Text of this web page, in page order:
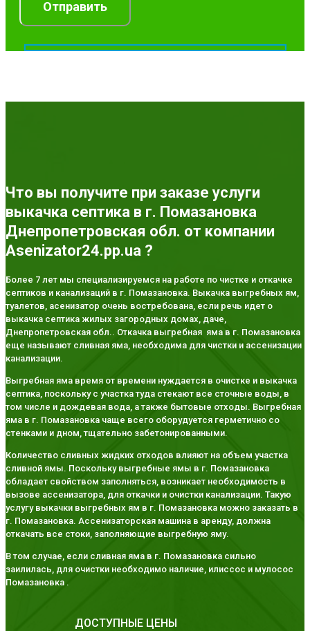
Что вы получите при заказе услуги
выкачка септика в г. Помазановка
Днепропетровская обл. от компании
Asenizator24.pp.ua ?
Более 7 лет мы специализируемся на работе по чистке и откачке
септиков и канализаций в г. Помазановка. Выкачка выгребных ям,
туалетов, асенизатор очень востребована, если речь идет о
выкачка септика жилых загородных домах, даче,
Днепропетровская обл.. Откачка выгребная яма в г. Помазановка
еще называют сливная яма, необходима для чистки и ассенизации
канализации.
Выгребная яма время от времени нуждается в очистке и выкачка
септика, поскольку с участка туда стекают все сточные воды, в
том числе и дождевая вода, а также бытовые отходы. Выгребная
яма в г. Помазановка чаще всего оборудуется герметично со
стенками и дном, тщательно забетонированными.
Количество сливных жидких отходов влияют на объем участка
сливной ямы. Поскольку выгребные ямы в г. Помазановка
обладает свойством заполняться, возникает необходимость в
вызове ассенизатора, для откачки и очистки канализации. Такую
услугу выкачки выгребных ям в г. Помазановка можно заказать в
г. Помазановка. Ассенизаторская машина в аренду, должна
откачать все стоки, заполняющие выгребную яму.
В том случае, если сливная яма в г. Помазановка сильно
заилилась, для очистки необходимо наличие, илиссос и мулосос
Помазановка .
ДОСТУПНЫЕ ЦЕНЫ